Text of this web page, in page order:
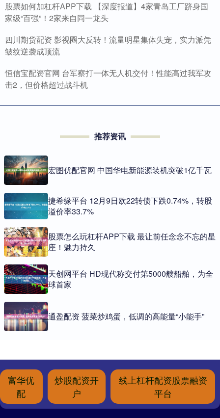
股票如何加杠杆APP下载 【深度报道】4家青岛工厂跻身国
家级“百强”！2家来自同一龙头
四川期货配资 影视圈大反转！流量明星集体失宠，实力派凭
皱纹逆袭成顶流
恒信宝配资官网 台军察打一体无人机交付！性能高过我军攻
击2，但价格超过战斗机
推荐资讯
宏图优配官网 中国华电新能源装机突破1亿千瓦
捷希缘平台 12月9日欧22转债下跌0.74%，转股
溢价率33.7%
股票怎么玩杠杆APP下载 最让前任念念不忘的星
座！魅力持久
天创网平台 HD现代称交付第5000艘船舶，为全
球首家
通盈配资 菠菜炒鸡蛋，低调的高能量“小能手”
富华优
配
炒股配资开
户
线上杠杆配资股票融资
平台